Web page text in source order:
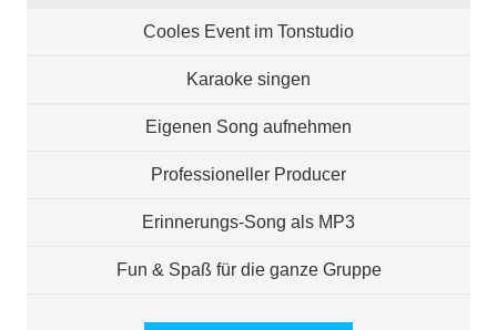
Cooles Event im Tonstudio
Karaoke singen
Eigenen Song aufnehmen
Professioneller Producer
Erinnerungs-Song als MP3
Fun & Spaß für die ganze Gruppe